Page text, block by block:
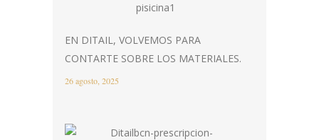
EN DITAIL, VOLVEMOS PARA
CONTARTE SOBRE LOS MATERIALES.
26 agosto, 2025